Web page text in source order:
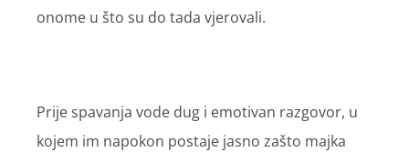
onome u što su do tada vjerovali.
Prije spavanja vode dug i emotivan razgovor, u
kojem im napokon postaje jasno zašto majka